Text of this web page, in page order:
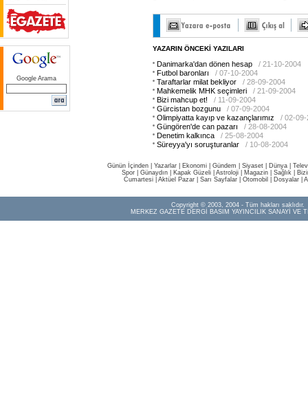
Google Arama
YAZARIN ÖNCEKİ YAZILARI
Danimarka'dan dönen hesap
/ 21-10-2004
Futbol baronları
/ 07-10-2004
Taraftarlar milat bekliyor
/ 28-09-2004
Mahkemelik MHK seçimleri
/ 21-09-2004
Bizi mahcup et!
/ 11-09-2004
Gürcistan bozgunu
/ 07-09-2004
Olimpiyatta kayıp ve kazançlarımız
/ 02-09-
Güngören'de can pazarı
/ 28-08-2004
Denetim kalkınca
/ 25-08-2004
Süreyya'yı soruşturanlar
/ 10-08-2004
Günün İçinden Yazarlar Ekonomi Gündem Siyaset Dünya |
Spor
Günaydın Kapak Güzeli Astroloji Magazin Sağlık
Cumartesi| Aktüel Pazar| Sarı Sayfalar| Otomobil Dosyalar|
Copyright © 2003, 2004 - Tüm hakları saklıdır.
MERKEZ GAZETE DERGİ BASIM YAYINCILIK SANAYİ VE